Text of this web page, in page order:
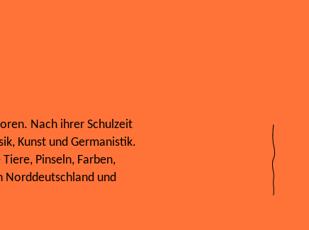
Nach ihrer Schulzeit
Kunst und Germanistik.
Pinseln, Farben,
Norddeutschland und